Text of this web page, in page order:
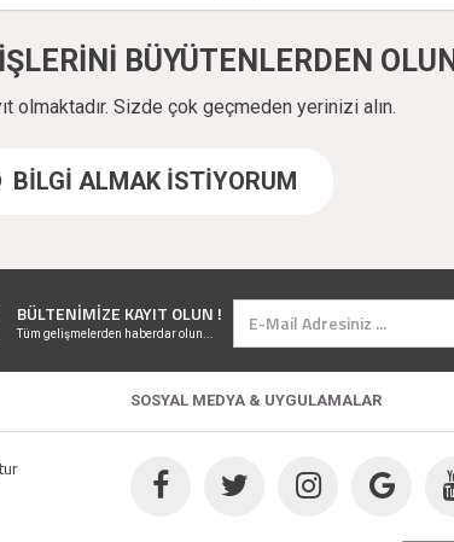
BÜYÜTENLERDEN OLUN
olmaktadır. Sizde çok geçmeden yerinizi alın.
BİLGİ ALMAK İSTİYORUM
BÜLTENİMİZE KAYIT OLUN !
Tüm gelişmelerden haberdar olun...
SOSYAL MEDYA & UYGULAMALAR